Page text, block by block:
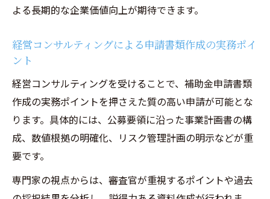
よる長期的な企業価値向上が期待できます。
経営コンサルティングによる申請書類作成の実務ポイ
ント
経営コンサルティングを受けることで、補助金申請書類
作成の実務ポイントを押さえた質の高い申請が可能とな
ります。具体的には、公募要領に沿った事業計画書の構
成、数値根拠の明確化、リスク管理計画の明示などが重
要です。
専門家の視点からは、審査官が重視するポイントや過去